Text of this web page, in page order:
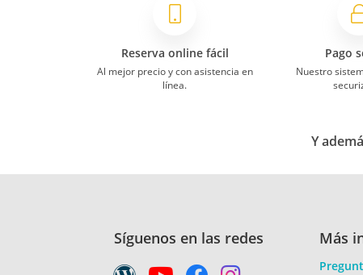
Reserva online fácil
Al mejor precio y con asistencia en
línea.
Pago
Nuestro
Y
Síguenos en las redes Más